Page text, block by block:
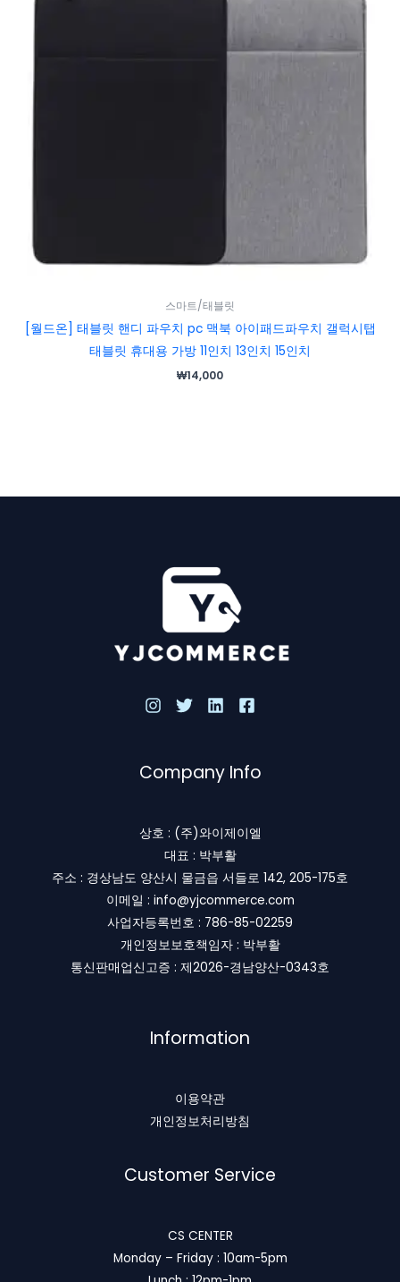
스마트/태블릿
[월드온] 태블릿 핸디 파우치 pc 맥북 아이패드파우치 갤럭시탭
태블릿 휴대용 가방 11인치 13인치 15인치
₩14,000
Company Info
상호 : (주)와이제이엘
대표 : 박부활
주소 : 경상남도 양산시 물금읍 서들로 142, 205-175호
이메일 : info@yjcommerce.com
사업자등록번호 : 786-85-02259
개인정보보호책임자 : 박부활
통신판매업신고증 : 제2026-경남양산-0343호
Information
이용약관
개인정보처리방침
Customer Service
CS CENTER
Monday – Friday : 10am-5pm